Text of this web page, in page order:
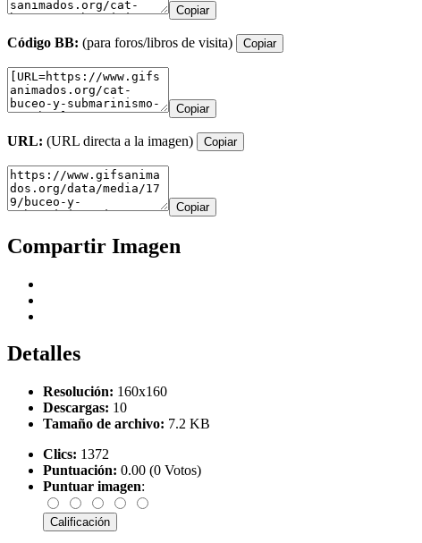
Copiar
Código BB: (para foros/libros de visita) Copiar
Copiar
URL: (URL directa a la imagen) Copiar
Copiar
Compartir Imagen
Detalles
Resolución: 160x160
Descargas: 10
Tamaño de archivo: 7.2 KB
Clics: 1372
Puntuación: 0.00 (0 Votos)
Puntuar imagen: